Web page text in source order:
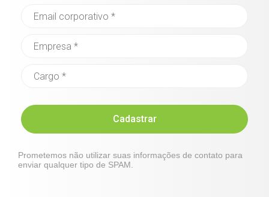
Cadastrar
Prometemos não utilizar suas informações de contato para
enviar qualquer tipo de SPAM.